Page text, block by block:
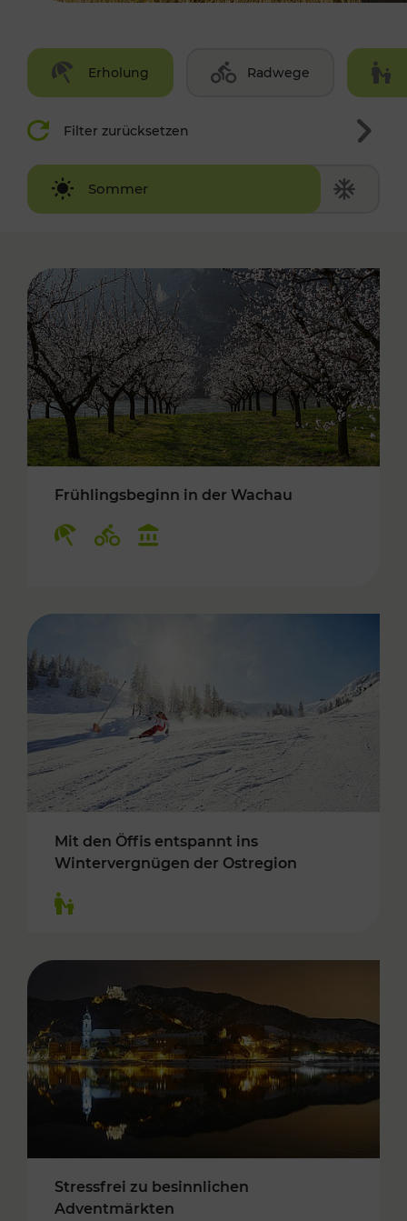
Erholung Radwege
Filter zurücksetzen
Sommer
Winter
Frühlingsbeginn in der Wachau
Mit den Öffis entspannt ins
Wintervergnügen der Ostregion
Stressfrei zu besinnlichen
Adventmärkten